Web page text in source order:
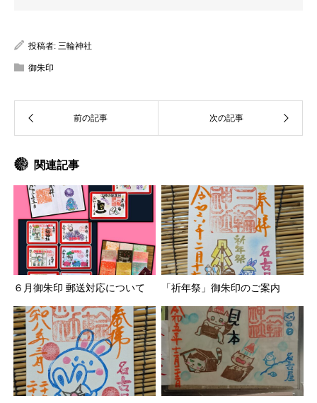
投稿者: 三輪神社
御朱印
関連記事
６月御朱印 郵送対応について 「祈年祭」御朱印のご案内